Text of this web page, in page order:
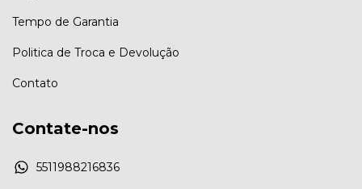
Tempo de Garantia
Politica de Troca e Devolução
Contato
Contate-nos
5511988216836